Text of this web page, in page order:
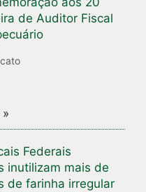
de Auditor Fiscal
Federais
inutilizam mais de
de farinha irregular